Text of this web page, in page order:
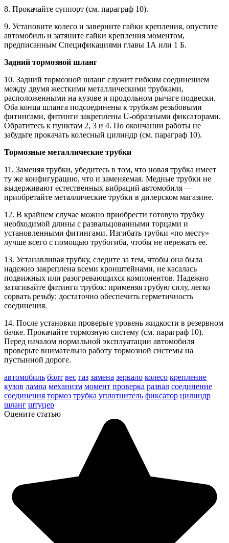
8. Прокачайте суппорт (см. параграф 10).
9. Установите колесо и заверните гайки крепления, опустите
автомобиль и затяните гайки крепления моментом,
предписанным Спецификациями главы 1А или 1 Б.
Задний тормозной шланг
10. Задний тормозной шланг служит гибким соединением
между двумя жесткими металлическими трубками,
расположенными на кузове и продольном рычаге подвески.
Оба конца шланга подсоединены к трубкам резьбовыми
фитингами, фитинги закреплены U-образными фиксаторами.
Обратитесь к пунктам 2, 3 и 4. По окончании работы не
забудьте прокачать колесный цилиндр (см. параграф 10).
Тормозные металлические трубки
11. Заменяя трубки, убедитесь в том, что новая трубка имеет
ту же конфигурацию, что и заменяемая. Медные трубки не
выдерживают естественных вибраций автомобиля —
приобретайте металлические трубки в дилерском магазине.
12. В крайнем случае можно приобрести готовую трубку
необходимой длины с развальцованными торцами и
установленными фитингами. Изгибать трубки «по месту»
лучше всего с помощью трубогиба, чтобы не пережать ее.
13. Устанавливая трубку, следите за тем, чтобы она была
надежно закреплена всеми кронштейнами, не касалась
подвижных или разогревающихся компонентов. Надежно
затягивайте фитинги трубок: применяя грубую силу, легко
сорвать резьбу; достаточно обеспечить герметичность
соединения.
14. После установки проверьте уровень жидкости в резервном
бачке. Прокачайте тормозную систему (см. параграф 10).
Перед началом нормальной эксплуатации автомобиля
проверьте внимательно работу тормозной системы на
пустынной дороге.
автомобиль болт вес газ замена зеркало колесо крепление
кузов лампа механизм момент проверка развал соединение
соединения тормоз трубка уплотнитель фиксатор цилиндр
шланг штуцер
Оцените статью